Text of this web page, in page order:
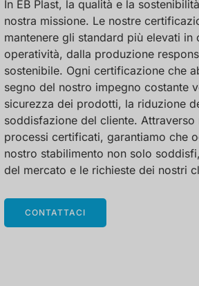
In EB Plast, la qualità e la
nostra missione. Le nostre
mantenere gli standard più elevati in
operatività, dalla produzione
sostenibile. Ogni certificazione che
segno del nostro impegno costante
sicurezza dei prodotti, la riduzione
soddisfazione del cliente.
processi certificati, garantiamo che
nostro stabilimento non solo
del mercato e le richieste dei nostri
CONTATTACI